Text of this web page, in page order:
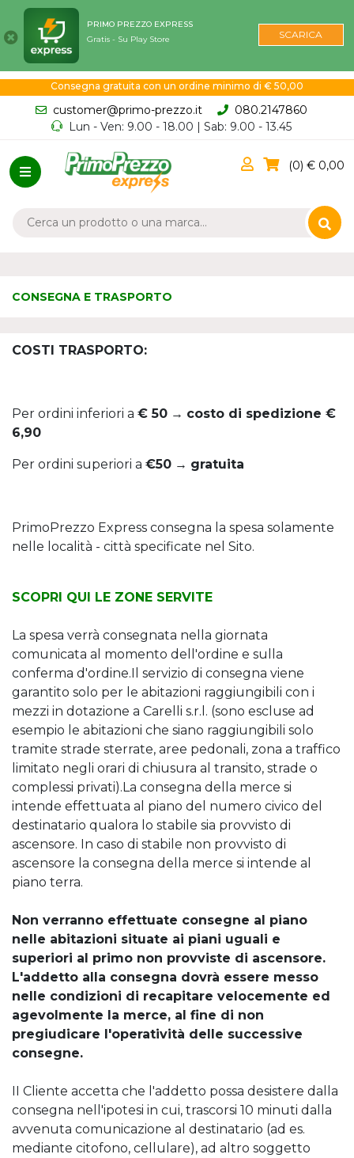
PRIMO PREZZO EXPRESS
Gratis - Su Play Store
SCARICA
Consegna gratuita con un ordine minimo di € 50,00
customer@primo-prezzo.it
080.2147860
Lun - Ven: 9.00 - 18.00 | Sab: 9.00 - 13.45
0 0,00
CONSEGNA E TRASPORTO
COSTI TRASPORTO:
Per ordini inferiori a € 50 → costo di spedizione €
6,90
Per ordini superiori a €50 → gratuita
PrimoPrezzo Express consegna la spesa solamente
nelle località - città specificate nel Sito.
SCOPRI QUI LE ZONE SERVITE
La spesa verrà consegnata nella giornata
comunicata al momento dell'ordine e sulla
conferma d'ordine.Il servizio di consegna viene
garantito solo per le abitazioni raggiungibili con i
mezzi in dotazione a Carelli s.r.l. (sono escluse ad
esempio le abitazioni che siano raggiungibili solo
tramite strade sterrate, aree pedonali, zona a traffico
limitato negli orari di chiusura al transito, strade o
complessi privati).La consegna della merce si
intende effettuata al piano del numero civico del
destinatario qualora lo stabile sia provvisto di
ascensore. In caso di stabile non provvisto di
ascensore la consegna della merce si intende al
piano terra.
Non verranno effettuate consegne al piano
nelle abitazioni situate ai piani uguali e
superiori al primo non provviste di ascensore.
L'addetto alla consegna dovrà essere messo
nelle condizioni di recapitare velocemente ed
agevolmente la merce, al fine di non
pregiudicare l'operatività delle successive
consegne.
II Cliente accetta che l'addetto possa desistere dalla
consegna nell'ipotesi in cui, trascorsi 10 minuti dalla
avvenuta comunicazione al destinatario (ad es.
mediante citofono, cellulare), ad altro soggetto